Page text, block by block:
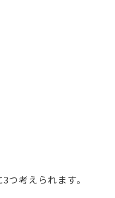
つ考えられます。